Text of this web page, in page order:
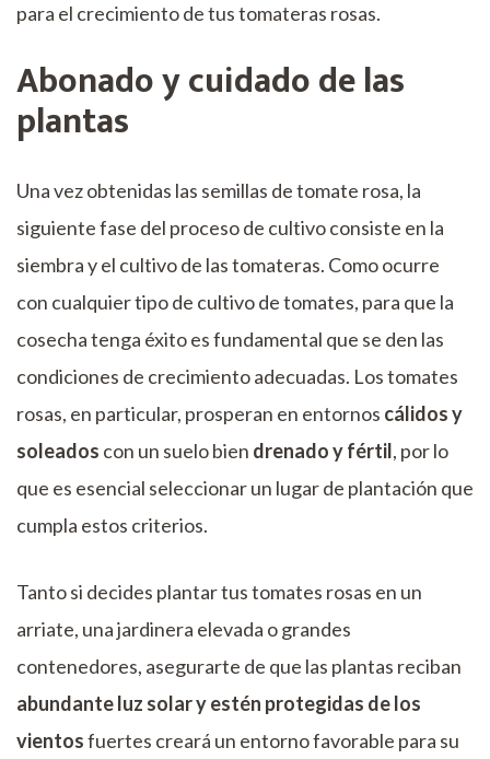
para el crecimiento de tus tomateras rosas.
Abonado y cuidado de las
plantas
Una vez obtenidas las semillas de tomate rosa, la
siguiente fase del proceso de cultivo consiste en la
siembra y el cultivo de las tomateras. Como ocurre
con cualquier tipo de cultivo de tomates, para que la
cosecha tenga éxito es fundamental que se den las
condiciones de crecimiento adecuadas. Los tomates
rosas, en particular, prosperan en entornos cálidos y
soleados con un suelo bien drenado y fértil, por lo
que es esencial seleccionar un lugar de plantación que
cumpla estos criterios.
Tanto si decides plantar tus tomates rosas en un
arriate, una jardinera elevada o grandes
contenedores, asegurarte de que las plantas reciban
abundante luz solar y estén protegidas de los
vientosfuertes creará un entorno favorable para su